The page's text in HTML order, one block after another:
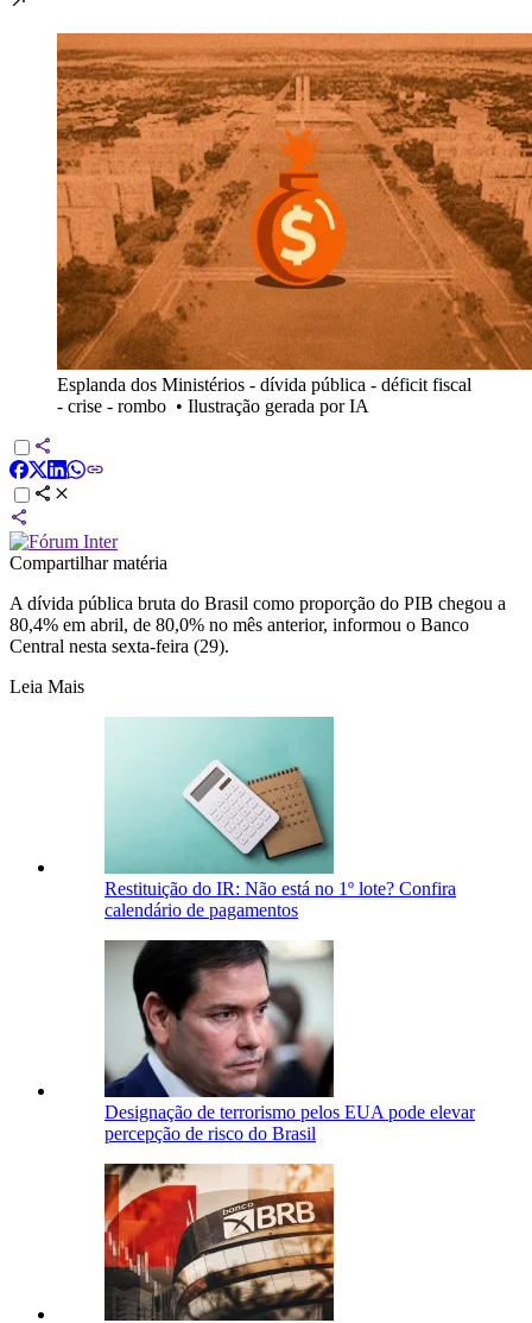
Esplanda dos Ministérios - dívida pública - déficit fiscal
- crise - rombo • Ilustração gerada por IA
Compartilhar matéria
A dívida pública bruta do Brasil como proporção do PIB chegou a
80,4% em abril, de 80,0% no mês anterior, informou o Banco
Central nesta sexta-feira (29).
Leia Mais
Restituição do IR: Não está no 1º lote? Confira
calendário de pagamentos
Designação de terrorismo pelos EUA pode elevar
percepção de risco do Brasil